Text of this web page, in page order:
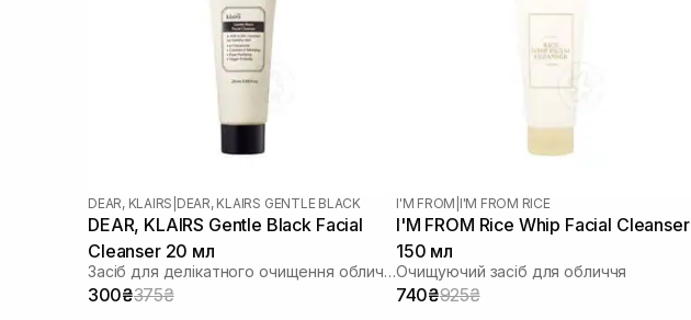
DEAR, KLAIRS DEAR, KLAIRS GENTLE BLACK
DEAR, KLAIRS Gentle Black Facial
Cleanser 20 мл
Засіб для делікатного очищення обличчя
300₴375₴
I'M FROM I'M FROM RICE
I'M FROM Rice Whip Facial Cleanser
150 мл
Очищуючий засіб для обличчя
740₴925₴